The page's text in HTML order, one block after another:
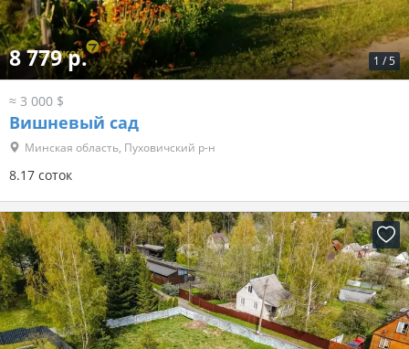
1 /5
8 779 р.
≈ 3 000 $
Вишневый сад
Минская область, Пуховичский р-н
8.17 соток